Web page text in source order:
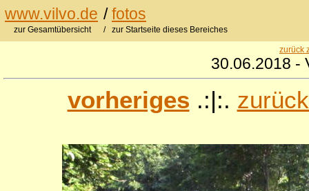
www.vilvo.de /fotos
zur Gesamtübersicht / zur Startseite dieses Bereiches
zurück
30.06.2018 -
vorheriges .:|:.